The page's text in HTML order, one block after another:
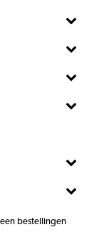
bestellingen